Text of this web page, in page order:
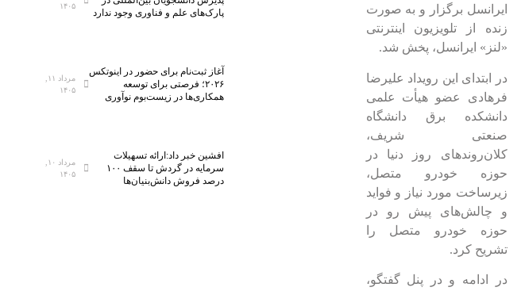
ایرانسل برگزار و به صورت
زنده از تلویزیون اینترنتی
«لنز» ایرانسل، پخش شد.
در ابتدای این رویداد علیرضا
فرهادی عضو هیأت علمی
دانشکده برق دانشگاه
صنعتی شریف،
کلان‌روندهای روز دنیا در
حوزه خودرو متصل،
زیرساخت مورد نیاز و فواید
و چالش‌های پیش رو در
حوزه خودرو متصل را
تشریح کرد.
در ادامه و در پنل گفتگو،
پارک‌های علم و فناوری وجود ندارد
۱۴۰۵
آغاز ثبت‌نام برای حضور در اینوتکس
۲۰۲۶؛ فرصتی برای توسعه
همکاری‌ها در زیست‌بوم نوآوری
۱۴۰۵
افشین خبر داد:ارائه تسهیلات
سرمایه در گردش تا سقف ۱۰۰
درصد فروش دانش‌بنیان‌ها
۱۴۰۵